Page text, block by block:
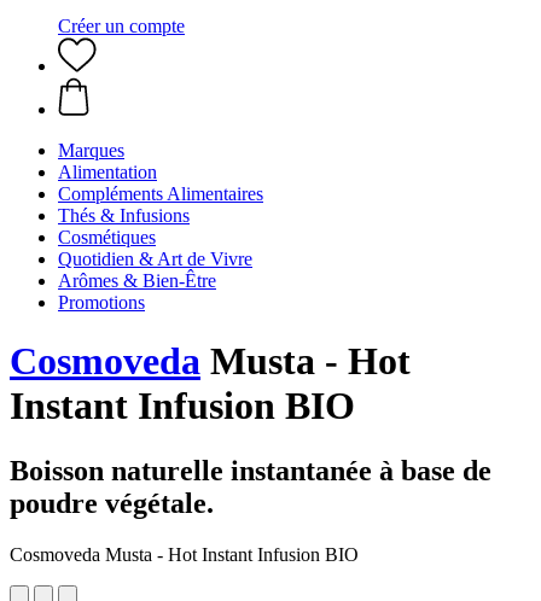
Créer un compte
Marques
Alimentation
Compléments Alimentaires
Thés & Infusions
Cosmétiques
Quotidien & Art de Vivre
Arômes & Bien-Être
Promotions
Cosmoveda Musta - Hot
Instant Infusion BIO
Boisson naturelle instantanée à base de
poudre végétale.
Cosmoveda Musta - Hot Instant Infusion BIO